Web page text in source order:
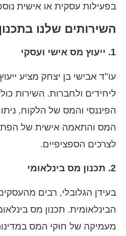
בפעילות עסקית או אישית
השירותים שלנו
1. ייעוץ מס אישי ועסקי
עו"ד אבישי בן יצחק מציע
ליחידים ולחברות. השירות
הפיננסי והמס של הלקוח,
המס והתאמה אישית של
לצרכים הספציפיים.
2. תכנון מס בינלאומי
בעידן הגלובלי, רבים
הבינלאומית. תכנון מס
מעמיקה של חוקי המס